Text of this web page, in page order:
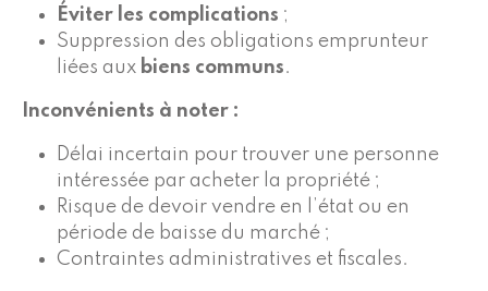
Éviter les complications ;
Suppression des obligations emprunteur
liées aux biens communs.
Inconvénients à noter :
Délai incertain pour trouver une personne
intéressée par acheter la propriété ;
Risque de devoir vendre en l’état ou en
période de baisse du marché ;
Contraintes administratives et fiscales.